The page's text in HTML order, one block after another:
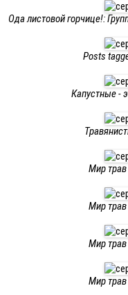
Ода листовой горчице!:
Posts
Капустные -
Мир
Мир
Мир
Мир